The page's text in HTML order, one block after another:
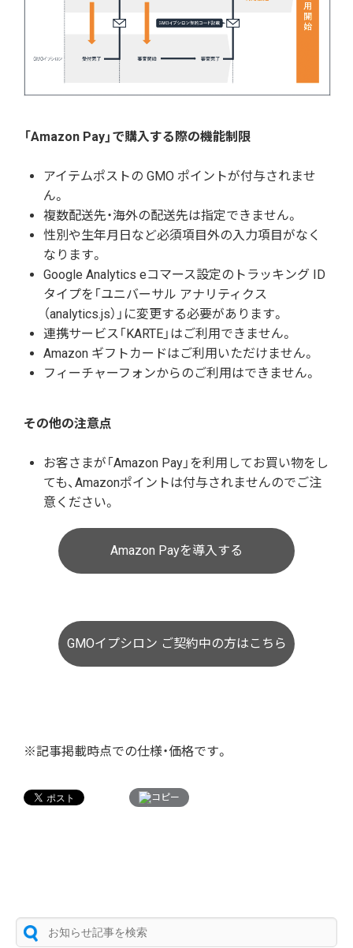
「Amazon Pay」で購入する際の機能制限
アイテムポストの GMO ポイントが付与されませ
ん。
複数配送先・海外の配送先は指定できません。
性別や生年月日など必須項目外の入力項目がなく
なります。
Google Analytics eコマース設定のトラッキング ID
タイプを「ユニバーサル アナリティクス
（analytics.js）」に変更する必要があります。
連携サービス「KARTE」はご利用できません。
Amazon ギフトカードはご利用いただけません。
フィーチャーフォンからのご利用はできません。
その他の注意点
お客さまが「Amazon Pay」を利用してお買い物をし
ても、Amazonポイントは付与されませんのでご注
意ください。
Amazon Payを導入する
GMOイプシロン ご契約中の方はこちら
※記事掲載時点での仕様・価格です。
コピー